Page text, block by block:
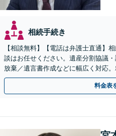
相続手続き
【相談無料】【電話は弁護士直通】
談はお任せください。遺産分割協議
放棄／遺言書作成などに幅広く対応
有利な解決を目指します【出張相談
料金表